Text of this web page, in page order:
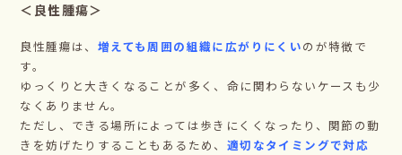
＜良性腫瘍＞
良性腫瘍は、 増えても周囲の組織に広がりにくいのが特徴で
す。
ゆっくりと大きくなることが多く、命に関わらないケースも少
なくありません。
ただし、できる場所によっては歩きにくくなったり、関節の動
きを妨げたりすることもあるため、 適切なタイミングで対応